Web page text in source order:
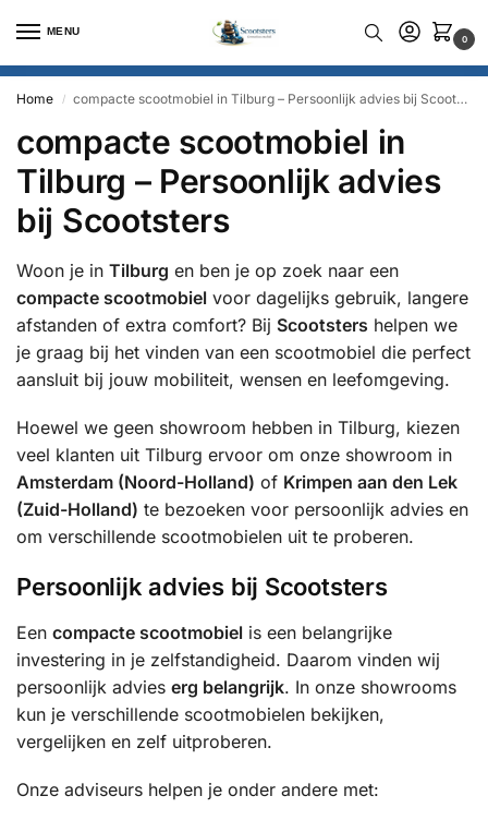
MENU
0
Home / compacte scootmobiel in Tilburg – Persoonlijk advies bij Scootsters
compacte scootmobiel in
Tilburg – Persoonlijk advies
bij Scootsters
Woon je in Tilburg en ben je op zoek naar een
compacte scootmobiel voor dagelijks gebruik, langere
afstanden of extra comfort? Bij Scootsters helpen we
je graag bij het vinden van een scootmobiel die perfect
aansluit bij jouw mobiliteit, wensen en leefomgeving.
Hoewel we geen showroom hebben in Tilburg, kiezen
veel klanten uit Tilburg ervoor om onze showroom in
Amsterdam (Noord-Holland) of Krimpen aan den Lek
(Zuid-Holland) te bezoeken voor persoonlijk advies en
om verschillende scootmobielen uit te proberen.
Persoonlijk advies bij Scootsters
Een compacte scootmobiel is een belangrijke
investering in je zelfstandigheid. Daarom vinden wij
persoonlijk advies erg belangrijk. In onze showrooms
kun je verschillende scootmobielen bekijken,
vergelijken en zelf uitproberen.
Onze adviseurs helpen je onder andere met: